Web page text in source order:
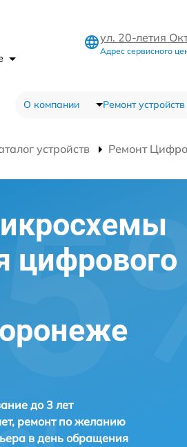
ул. 20-летия
Адрес сервисного
О компании Ремонт устройств
устройств Ремонт
цифрового
до 3 лет
ремонт по желанию
в день обращения